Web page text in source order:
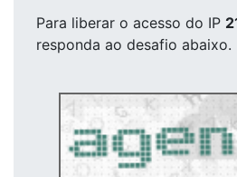
Para liberar o acesso do IP
responda ao desafio abaixo.